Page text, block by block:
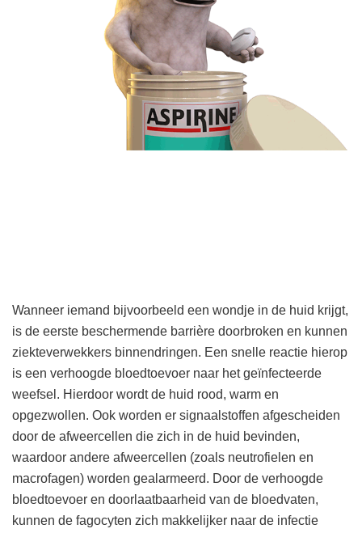
Wanneer iemand bijvoorbeeld een wondje in de huid krijgt,
is de eerste beschermende barrière doorbroken en kunnen
ziekteverwekkers binnendringen. Een snelle reactie hierop
is een verhoogde bloedtoevoer naar het geïnfecteerde
weefsel. Hierdoor wordt de huid rood, warm en
opgezwollen. Ook worden er signaalstoffen afgescheiden
door de afweercellen die zich in de huid bevinden,
waardoor andere afweercellen (zoals neutrofielen en
macrofagen) worden gealarmeerd. Door de verhoogde
bloedtoevoer en doorlaatbaarheid van de bloedvaten,
kunnen de fagocyten zich makkelijker naar de infectie